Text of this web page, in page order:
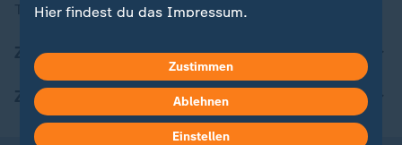
Themen im Überblick
ZDFheute Update
ZDFheute Apps
Hier findest du das Impressum.
Datenschutzerklärung.
Zustimmen
Ablehnen
Einstellen